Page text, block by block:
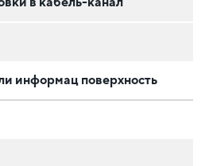
информац поверхность